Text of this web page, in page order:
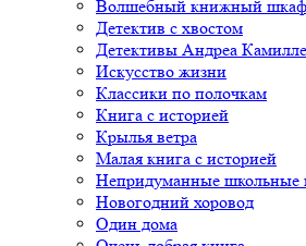
Волшебный книжный шкаф
Детектив с хвостом
Детективы Андреа
Искусство жизни
Классики по полочкам
Книга с историей
Крылья ветра
Малая книга с историей
Непридуманные школьные
Новогодний хоровод
Один дома